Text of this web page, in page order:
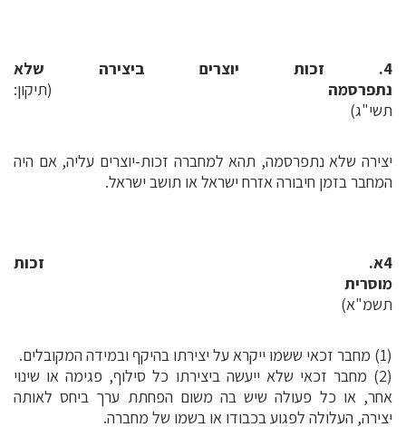
4. זכות יוצרים ביצירה שלא
נתפרסמה
(תיקון:
תשי"ג)
יצירה שלא נתפרסמה, תהא למחברה זכות-יוצרים עליה, אם היה
המחבר בזמן חיבורה אזרח ישראל או תושב ישראל.
4א. זכות
מוסרית
תשמ"א)
(1) מחבר זכאי ששמו ייקרא על יצירתו בהיקף ובמידה המקובלים.
(2) מחבר זכאי שלא ייעשה ביצירתו כל סילוף, פגימה או שינוי
אחר, או כל פעולה שיש בה משום הפחתת ערך ביחס לאותה
יצירה, העלולה לפגוע בכבודו או בשמו של מחברה.